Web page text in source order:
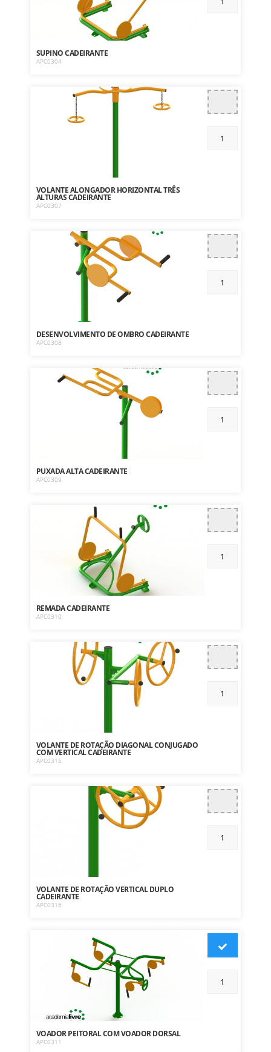
SUPINO CADEIRANTE
APC0304
VOLANTE ALONGADOR HORIZONTAL TRÊS
ALTURAS CADEIRANTE
APC0307
DESENVOLVIMENTO DE OMBRO CADEIRANTE
APC0308
PUXADA ALTA CADEIRANTE
APC0309
REMADA CADEIRANTE
APC0310
VOLANTE DE ROTAÇÃO DIAGONAL CONJUGADO
COM VERTICAL CADEIRANTE
APC0315
VOLANTE DE ROTAÇÃO VERTICAL DUPLO
CADEIRANTE
APC0316
VOADOR PEITORAL COM VOADOR DORSAL
APC0311